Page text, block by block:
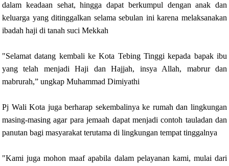
dalam keadaan sehat, hingga dapat berkumpul dengan anak dan
keluarga yang ditinggalkan selama sebulan ini karena melaksanakan
ibadah haji di tanah suci Mekkah
"Selamat datang kembali ke Kota Tebing Tinggi kepada bapak ibu
yang telah menjadi Haji dan Hajjah, insya Allah, mabrur dan
mabrurah,” ungkap Muhammad Dimiyathi
Pj Wali Kota juga berharap sekembalinya ke rumah dan lingkungan
masing-masing agar para jemaah dapat menjadi contoh tauladan dan
panutan bagi masyarakat terutama di lingkungan tempat tinggalnya
"Kami juga mohon maaf apabila dalam pelayanan kami, mulai dari